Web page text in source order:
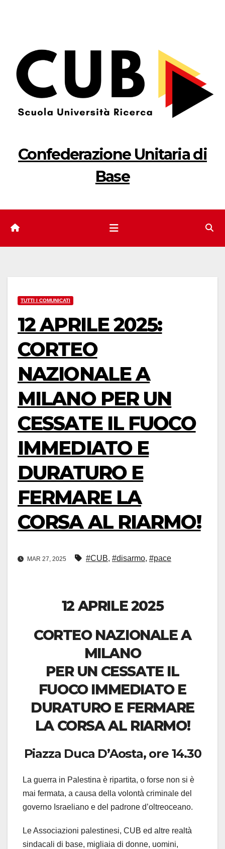
Confederazione Unitaria di
Base
TUTTI I COMUNICATI
12 APRILE 2025:
CORTEO
NAZIONALE A
MILANO PER UN
CESSATE IL FUOCO
IMMEDIATO E
DURATURO E
FERMARE LA
CORSA AL RIARMO!
MAR 27, 2025 #CUB, #disarmo, #pace
12 APRILE 2025
CORTEO NAZIONALE A
MILANO
PER UN CESSATE IL
FUOCO IMMEDIATO E
DURATURO E FERMARE
LA CORSA AL RIARMO!
Piazza Duca D’Aosta, ore 14.30
La guerra in Palestina è ripartita, o forse non si è
mai fermata, a causa della volontà criminale del
governo Israeliano e del padrone d’oltreoceano.
Le Associazioni palestinesi, CUB ed altre realtà
sindacali di base, migliaia di donne, uomini,